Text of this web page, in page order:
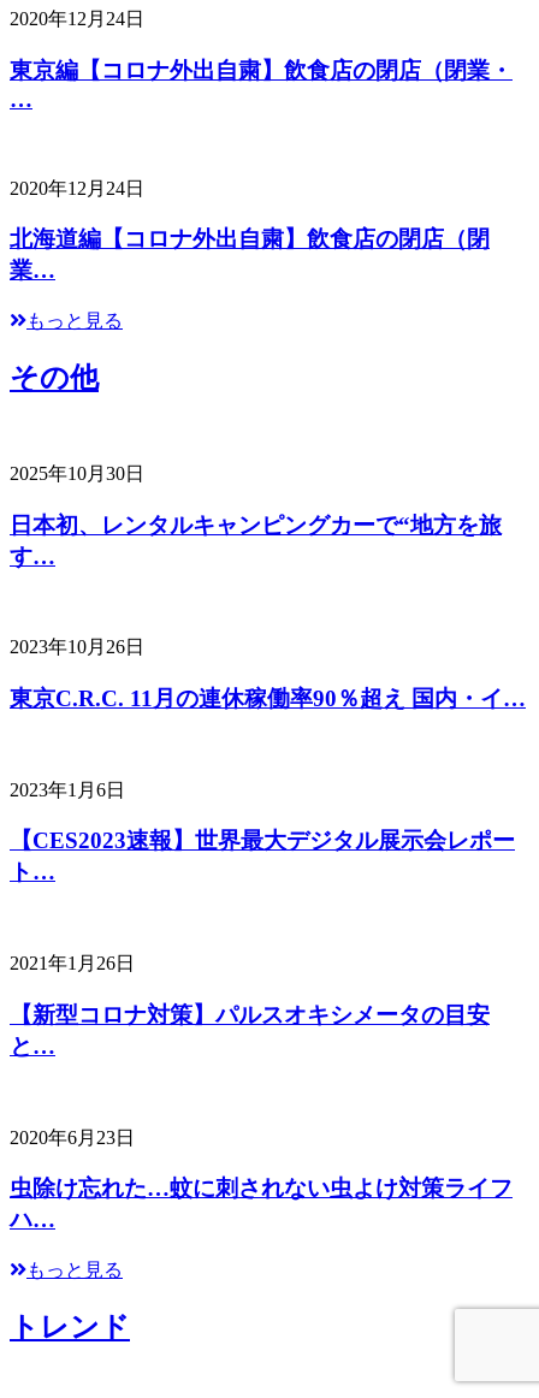
2020年12月24日
東京編【コロナ外出自粛】飲食店の閉店（閉業・
…
2020年12月24日
北海道編【コロナ外出自粛】飲食店の閉店（閉
業…
もっと見る
その他
2025年10月30日
日本初、レンタルキャンピングカーで“地方を旅
す…
2023年10月26日
東京C.R.C. 11月の連休稼働率90％超え 国内・イ…
2023年1月6日
【CES2023速報】世界最大デジタル展示会レポー
ト…
2021年1月26日
【新型コロナ対策】パルスオキシメータの目安
と…
2020年6月23日
虫除け忘れた…蚊に刺されない虫よけ対策ライフ
ハ…
もっと見る
トレンド